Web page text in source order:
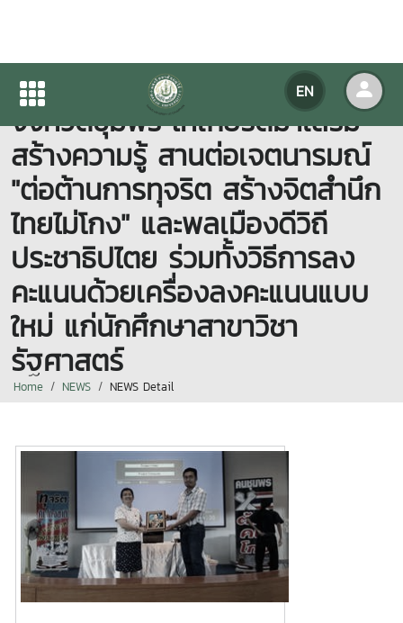
EN
สำนักงาน ป.ป.ช. และ ก.ก.ต.
จังหวัดชุมพร ให้เกียรติมาเสริม
สร้างความรู้ สานต่อเจตนารมณ์
"ต่อต้านการทุจริต สร้างจิตสำนึก
ไทยไม่โกง" และพลเมืองดีวิถี
ประชาธิปไตย ร่วมทั้งวิธีการลง
คะแนนด้วยเครื่องลงคะแนนแบบ
ใหม่ แก่นักศึกษาสาขาวิชา
รัฐศาสตร์
Home NEWS NEWS Detail